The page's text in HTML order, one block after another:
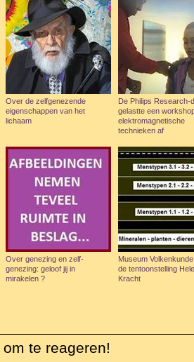
Over de zelfgenezende
eigenschappen van het
lichaam
De Philips Research-
gelastte een
elektromagnetische
technieken af
Over genezing en zelf-
genezing: geloof jij in
mirakelen ?
Museum
de tentoonstelling
Kracht
te reageren!